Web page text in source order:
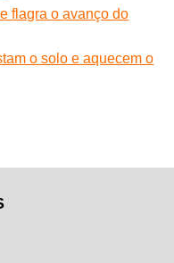
flagra o avanço do
o solo e aquecem o